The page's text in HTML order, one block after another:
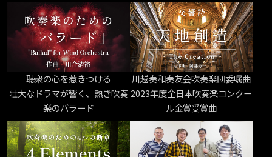
聴衆の心を惹きつける
壮大なドラマが響く、熱き吹奏
楽のバラード
川越奏和奏友会吹奏楽団委嘱曲
2023年度全日本吹奏楽コンクー
ル金賞受賞曲